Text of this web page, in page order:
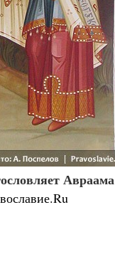
Авраама